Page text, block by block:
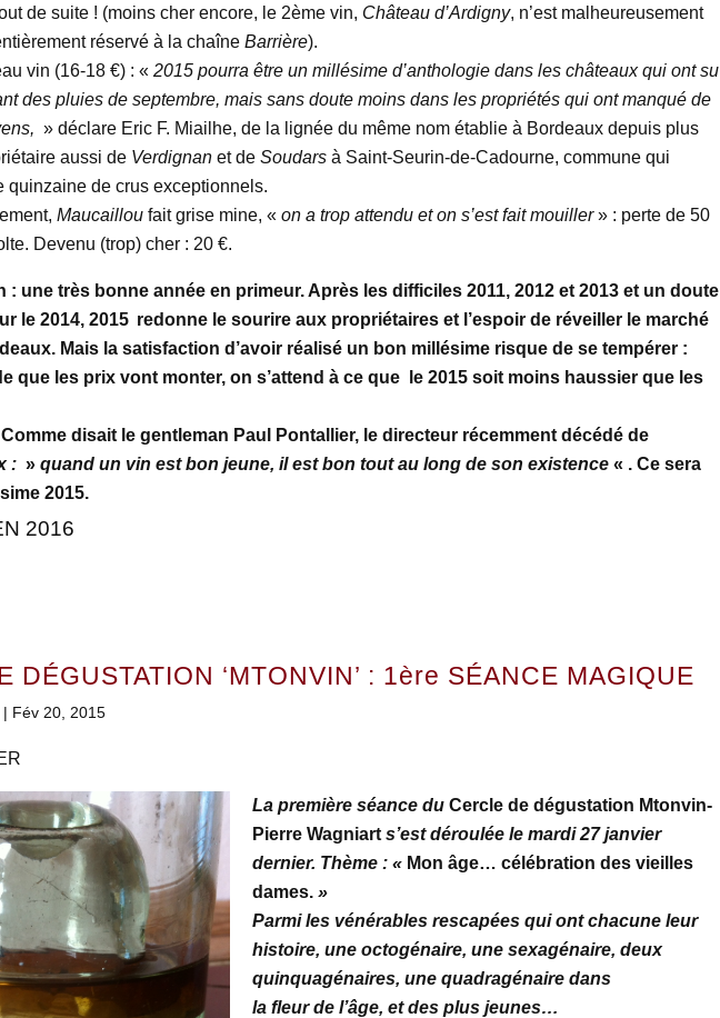
de suite ! (moins cher encore, le 2ème vin, Château d’Ardigny, n’est malheureusement
réservé à la chaîne Barrière).
vin (16-18 €) : « 2015 pourra être un millésime d’anthologie dans les châteaux qui ont su
des pluies de septembre, mais sans doute moins dans les propriétés qui ont manqué de
» déclare Eric F. Miailhe, de la lignée du même nom établie à Bordeaux depuis plus
aussi de Verdignanet de Soudarsà Saint-Seurin-de-Cadourne, commune qui
quinzaine de crus exceptionnels.
Maucailloufait grise mine, « on a trop attendu et on s’est fait mouiller» : perte de 50
Devenu (trop) cher : 20 €.
: une très bonne année en primeur. Après les difficiles 2011, 2012 et 2013 et un doute
le 2014, 2015 redonne le sourire aux propriétaires et l’espoir de réveiller le marché
Mais la satisfaction d’avoir réalisé un bon millésime risque de se tempérer :
que les prix vont monter, on s’attend à ce que le 2015 soit moins haussier que les
disait le gentleman Paul Pontallier, le directeur récemment décédé de
: » quand un vin est bon jeune, il est bon tout au long de son existence« . Ce sera
2015.
2016
DÉGUSTATION ‘MTONVIN’ : 1ère SÉANCE MAGIQUE
Fév 20, 2015
La première séance du Cercle de dégustation Mtonvin-
Pierre Wagniarts’est déroulée le mardi 27 janvier
dernier. Thème : « Mon âge… célébration des vieilles
dames.»
Parmi les vénérables rescapées qui ont chacune leur
histoire, une octogénaire, une sexagénaire, deux
quinquagénaires, une quadragénaire dans
la fleur de l’âge, et des plus jeunes…